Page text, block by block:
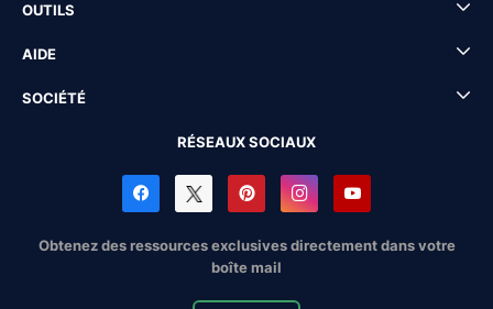
OUTILS
AIDE
SOCIÉTÉ
RÉSEAUX SOCIAUX
Obtenez des ressources exclusives directement dans votre
boîte mail